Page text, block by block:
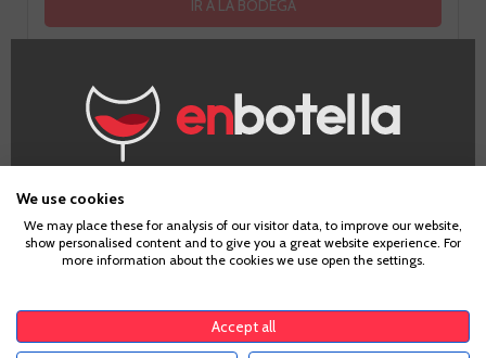
IR A LA BODEGA
España
Alcohol
¿Eres mayor de edad?
Para acceder a enbotella, debes tener la edad legal de
tu país de residencia, lo cual es suficiente para
aplicable. Confirma si tienes más de18años
We use cookies
We may place these for analysis of our visitor data, to improve our website,
show personalised content and to give you a great website experience. For
more information about the cookies we use open the settings.
Accept all